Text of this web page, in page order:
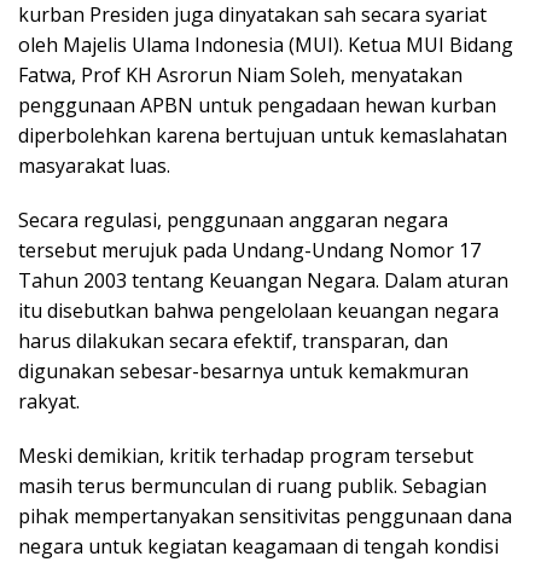
kurban Presiden juga dinyatakan sah secara syariat
oleh Majelis Ulama Indonesia (MUI). Ketua MUI Bidang
Fatwa, Prof KH Asrorun Niam Soleh, menyatakan
penggunaan APBN untuk pengadaan hewan kurban
diperbolehkan karena bertujuan untuk kemaslahatan
masyarakat luas.
Secara regulasi, penggunaan anggaran negara
tersebut merujuk pada Undang-Undang Nomor 17
Tahun 2003 tentang Keuangan Negara. Dalam aturan
itu disebutkan bahwa pengelolaan keuangan negara
harus dilakukan secara efektif, transparan, dan
digunakan sebesar-besarnya untuk kemakmuran
rakyat.
Meski demikian, kritik terhadap program tersebut
masih terus bermunculan di ruang publik. Sebagian
pihak mempertanyakan sensitivitas penggunaan dana
negara untuk kegiatan keagamaan di tengah kondisi